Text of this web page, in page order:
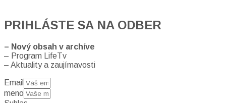
PRIHLÁSTE SA NA ODBER
– Nový obsah v archíve
– Program LifeTv
– Aktuality a zaujímavosti
Email
meno